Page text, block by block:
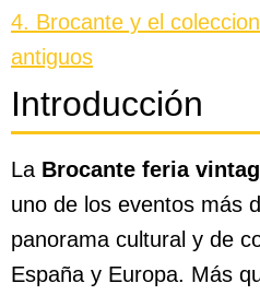
4. Brocante y el
antiguos
Introducción
La Brocante feria
uno de los eventos más
panorama cultural y de
España y Europa. Más